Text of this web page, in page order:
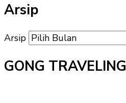
Arsip
Arsip
GONG TRAVELING